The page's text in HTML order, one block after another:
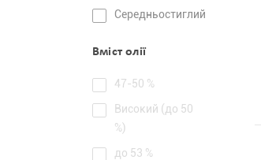
Середньостиглий
Вміст олії
47-50 %
Високий (до 50
%)
до 53 %